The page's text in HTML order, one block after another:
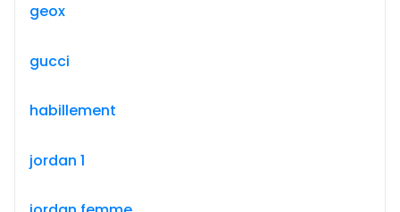
geox
gucci
habillement
jordan 1